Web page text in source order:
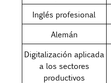
Inglés profesional
Alemán
Digitalización aplicada
a los sectores
productivos